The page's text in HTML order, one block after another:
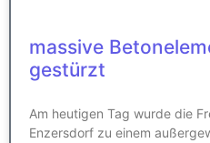
massive
gestürzt
Am heutigen Tag wurde die
Enzersdorf zu einem